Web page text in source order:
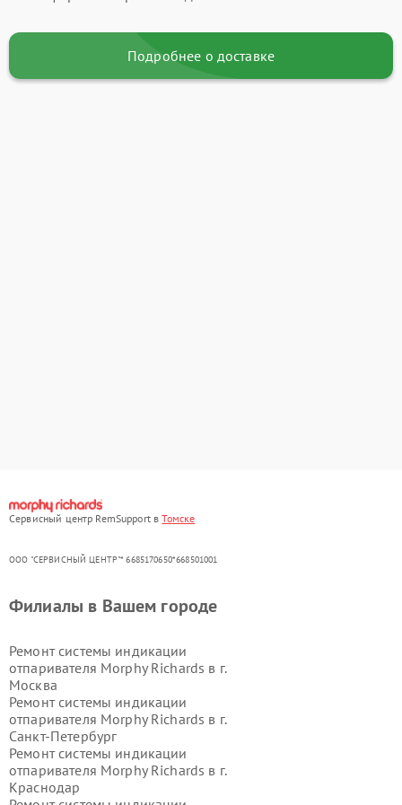
Подробнее о доставке
Сервисный центр RemSupport вТомске
ООО "СЕРВИСНЫЙ ЦЕНТР"* 6685170650*668501001
Филиалы в Вашем городе
Ремонт системы индикации
отпаривателя Morphy Richards в г.
Москва
Ремонт системы индикации
отпаривателя Morphy Richards в г.
Санкт-Петербург
Ремонт системы индикации
отпаривателя Morphy Richards в г.
Краснодар